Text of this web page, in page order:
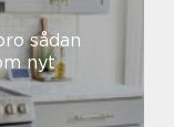
nyt